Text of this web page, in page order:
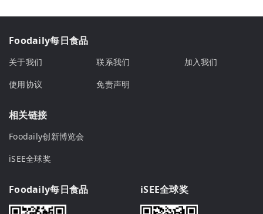
Foodaily每日食品
关于我们 联系我们
加入我们
使用协议
免责声明
相关链接
Foodaily创新博览会
iSEE全球奖
Foodaily每日食品 iSEE全球奖